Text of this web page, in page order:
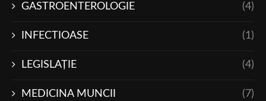
GASTROENTEROLOGIE (4)
INFECTIOASE (1)
LEGISLAŢIE (4)
MEDICINA MUNCII (7)